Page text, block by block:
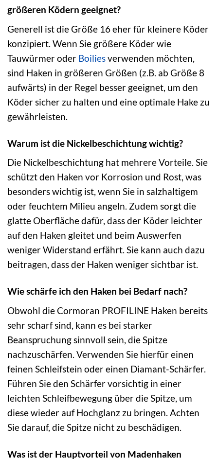
größeren Ködern geeignet?
Generell ist die Größe 16 eher für kleinere Köder
konzipiert. Wenn Sie größere Köder wie
Tauwürmer oder Boiliesverwenden möchten,
sind Haken in größeren Größen (z.B. ab Größe 8
aufwärts) in der Regel besser geeignet, um den
Köder sicher zu halten und eine optimale Hake zu
gewährleisten.
Warum ist die Nickelbeschichtung wichtig?
Die Nickelbeschichtung hat mehrere Vorteile. Sie
schützt den Haken vor Korrosion und Rost, was
besonders wichtig ist, wenn Sie in salzhaltigem
oder feuchtem Milieu angeln. Zudem sorgt die
glatte Oberfläche dafür, dass der Köder leichter
auf den Haken gleitet und beim Auswerfen
weniger Widerstand erfährt. Sie kann auch dazu
beitragen, dass der Haken weniger sichtbar ist.
Wie schärfe ich den Haken bei Bedarf nach?
Obwohl die Cormoran PROFILINE Haken bereits
sehr scharf sind, kann es bei starker
Beanspruchung sinnvoll sein, die Spitze
nachzuschärfen. Verwenden Sie hierfür einen
feinen Schleifstein oder einen Diamant-Schärfer.
Führen Sie den Schärfer vorsichtig in einer
leichten Schleifbewegung über die Spitze, um
diese wieder auf Hochglanz zu bringen. Achten
Sie darauf, die Spitze nicht zu beschädigen.
Was ist der Hauptvorteil von Madenhaken